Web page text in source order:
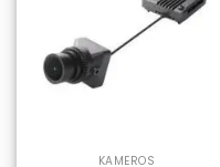
KAMEROS